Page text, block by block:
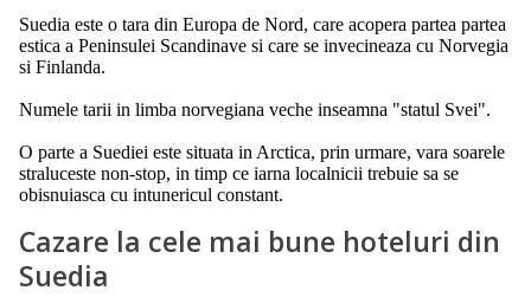
Suedia este o tara din Europa de Nord, care acopera partea partea
estica a Peninsulei Scandinave si care se invecineaza cu Norvegia
si Finlanda.
Numele tarii in limba norvegiana veche inseamna "statul Svei".
O parte a Suediei este situata in Arctica, prin urmare, vara soarele
straluceste non-stop, in timp ce iarna localnicii trebuie sa se
obisnuiasca cu intunericul constant.
Cazare la cele mai bune hoteluri din
Suedia